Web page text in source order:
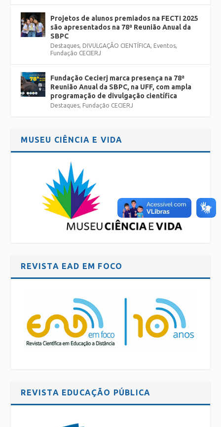
Projetos de alunos premiados na FECTI 2025
são apresentados na 78ª Reunião Anual da
SBPC
Destaques DIVULGAÇÃO CIENTÍFICA Eventos
Fundação CECIERJ
Fundação Cecierj marca presença na 78ª
Reunião Anual da SBPC, na UFF, com ampla
programação de divulgação científica
Destaques Fundação CECIERJ
MUSEU CIÊNCIA E VIDA
REVISTA EAD EM FOCO
REVISTA EDUCAÇÃO PÚBLICA